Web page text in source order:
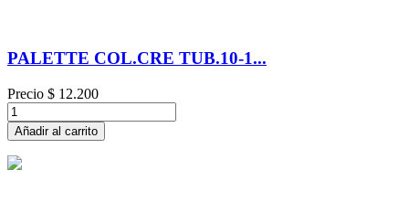
PALETTE COL.CRE TUB.10-1...
Precio $ 12.200
Añadir al carrito